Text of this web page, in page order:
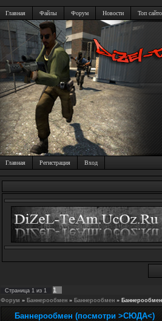
Главная Файлы Форум Новости Топ
Главная Регистрация Вход
Страница 1 из 1 1
Форум » Баннерообмен » Баннерообмен »
Баннерообмен (посмотри >СЮДА<)